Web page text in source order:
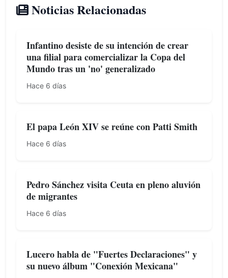
Noticias Relacionadas
Infantino desiste de su intención de crear
una filial para comercializar la Copa del
Mundo tras un 'no' generalizado
Hace 6 días
El papa León XIV se reúne con Patti Smith
Hace 6 días
Pedro Sánchez visita Ceuta en pleno aluvión
de migrantes
Hace 6 días
Lucero habla de "Fuertes Declaraciones" y
su nuevo álbum "Conexión Mexicana"